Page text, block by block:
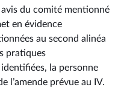
du comité mentionné
en évidence
au second alinéa
pratiques
la personne
l’amende prévue au IV.